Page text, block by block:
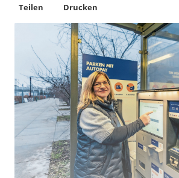
Teilen Drucken